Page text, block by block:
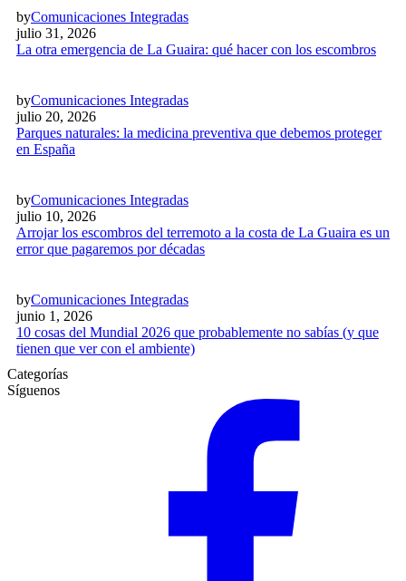
byComunicaciones Integradas
julio 31, 2026
La otra emergencia de La Guaira: qué hacer con los escombros
byComunicaciones Integradas
julio 20, 2026
Parques naturales: la medicina preventiva que debemos proteger
en España
byComunicaciones Integradas
julio 10, 2026
Arrojar los escombros del terremoto a la costa de La Guaira es un
error que pagaremos por décadas
byComunicaciones Integradas
junio 1, 2026
10 cosas del Mundial 2026 que probablemente no sabías (y que
tienen que ver con el ambiente)
Categorías
Síguenos